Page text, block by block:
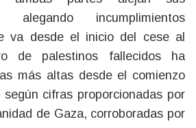
alegando incumplimientos
va desde el inicio del cese al
de palestinos fallecidos ha
más altas desde el comienzo
cifras proporcionadas por
de Gaza, corroboradas por